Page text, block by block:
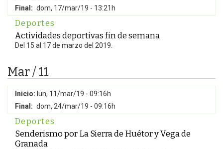
Final: dom, 17/mar/19 - 13:21h
Deportes
Actividades deportivas fin de semana
Del 15 al 17 de marzo del 2019.
Mar / 11
Inicio: lun, 11/mar/19 - 09:16h
Final: dom, 24/mar/19 - 09:16h
Deportes
Senderismo por La Sierra de Huétor y Vega de
Granada